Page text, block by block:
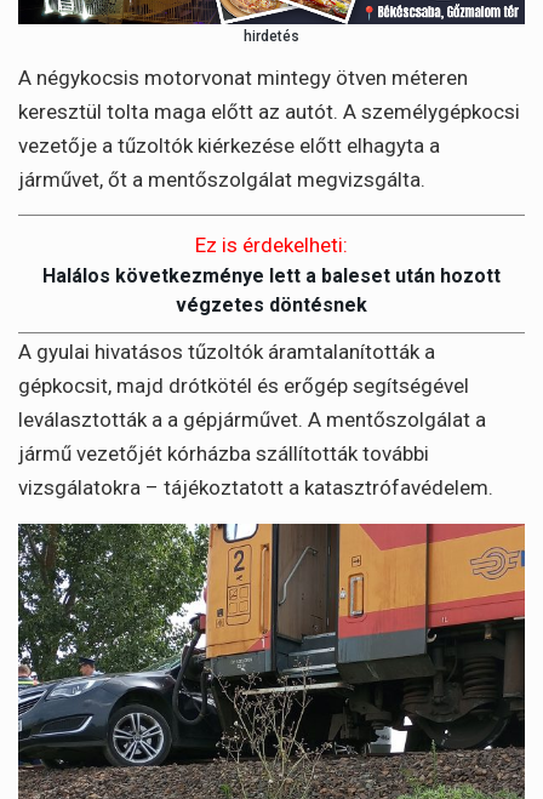
hirdetés
A négykocsis motorvonat mintegy ötven méteren
keresztül tolta maga előtt az autót. A személygépkocsi
vezetője a tűzoltók kiérkezése előtt elhagyta a
járművet, őt a mentőszolgálat megvizsgálta.
Ez is érdekelheti:
Halálos következménye lett a baleset után hozott
végzetes döntésnek
A gyulai hivatásos tűzoltók áramtalanították a
gépkocsit, majd drótkötél és erőgép segítségével
leválasztották a a gépjárművet. A mentőszolgálat a
jármű vezetőjét kórházba szállították további
vizsgálatokra – tájékoztatott a katasztrófavédelem.